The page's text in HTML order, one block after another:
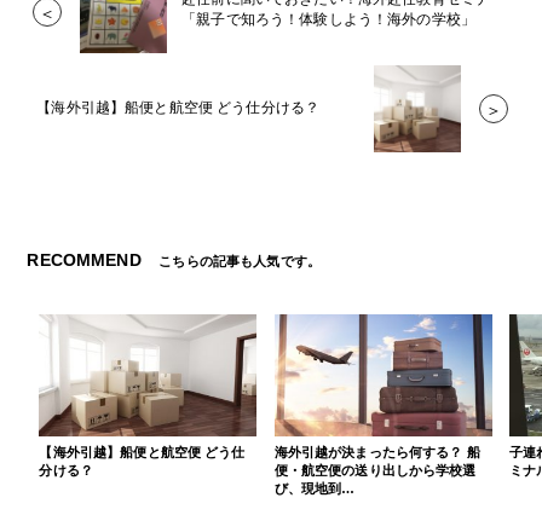
＜
「親子で知ろう！体験しよう！海外の学校」
【海外引越】船便と航空便 どう仕分ける？ ＞
RECOMMEND こちらの記事も人気です。
【海外引越】船便と航空便 どう仕
分ける？
海外引越が決まったら何する？ 船
便・航空便の送り出しから学校選
び、現地到…
子連
ミナ